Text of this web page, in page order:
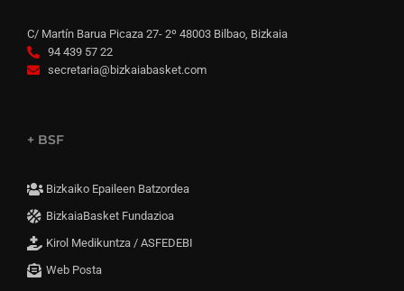
C/ Martín Barua Picaza 27- 2º 48003 Bilbao, Bizkaia
94 439 57 22
secretaria@bizkaiabasket.com
+ BSF
Bizkaiko Epaileen Batzordea
BizkaiaBasket Fundazioa
Kirol Medikuntza / ASFEDEBI
Web Posta